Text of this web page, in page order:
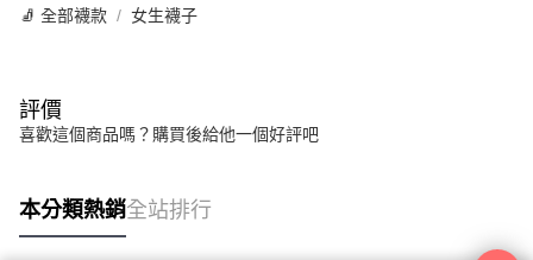
🧦 全部襪款 女生襪子
評價
喜歡這個商品嗎？購買後給他一個好評吧
本分類熱銷全站排行